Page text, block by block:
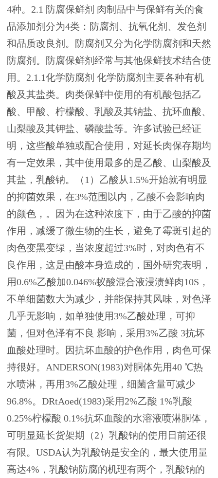
4种。2.1 防腐保鲜剂 肉制品中与保鲜有关的食
品添加剂分为4类：防腐剂、抗氧化剂、发色剂
和品质改良剂。防腐剂又分为化学防腐剂和天然
防腐剂。防腐保鲜剂经常与其他保鲜技术结合使
用。2.1.1化学防腐剂 化学防腐剂主要各种有机
酸及其盐类。肉类保鲜中使用的有机酸包括乙
酸、甲酸、柠檬酸、乳酸及其钠盐、抗环血酸、
山梨酸及其钾盐、磷酸盐等。许多试验已经证
明，这些酸单独或配合使用，对延长肉保存期均
有一定效果，其中使用最多的是乙酸、山梨酸及
其盐，乳酸钠。（1）乙酸从1.5%开始就有明显
的抑菌效果，在3%范围以内，乙酸不会影响肉
的颜色，。因为在这种浓度下，由于乙酸的抑菌
作用，减缓了微生物的生长，避免了霉斑引起的
肉色变黑变绿，当浓度超过3%时，对肉色有不
良作用，这是由酸本身造成的，国外研究表明，
用0.6%乙酸加0.046%蚁酸混合液浸渍鲜肉10S，
不单细菌数大为减少，并能保持其风味，对色泽
几乎无影响，如单独使用3%乙酸处理，可抑
菌，但对色泽有不良 影响，采用3%乙酸 3抗坏
血酸处理时。因抗坏血酸的护色作用，肉色可保
持很好。ANDERSON(1983)对胴体先用40 ℃热
水喷淋，再用3%乙酸处理，细菌含量可减少
96.8%。DRtAoed(1983)采用2%乙酸 1%乳酸
0.25%柠檬酸 0.1%抗坏血酸的水溶液喷淋胴体，
可明显延长货架期（2）乳酸钠的使用日前还很
有限。USDA认为乳酸钠是安全的，最大使用量
高达4%，乳酸钠防腐的机理有两个，乳酸钠的